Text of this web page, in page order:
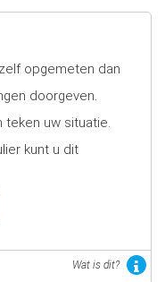
opgemeten dan
doorgeven.
teken uw situatie.
kunt u dit
Wat is dit?